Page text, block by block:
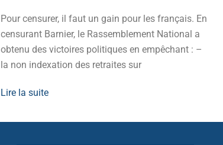
Pour censurer, il faut un gain pour les français. En
censurant Barnier, le Rassemblement National a
obtenu des victoires politiques en empêchant : –
la non indexation des retraites sur
Lire la suite